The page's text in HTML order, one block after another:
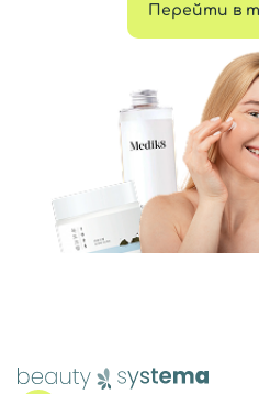
Перейти в